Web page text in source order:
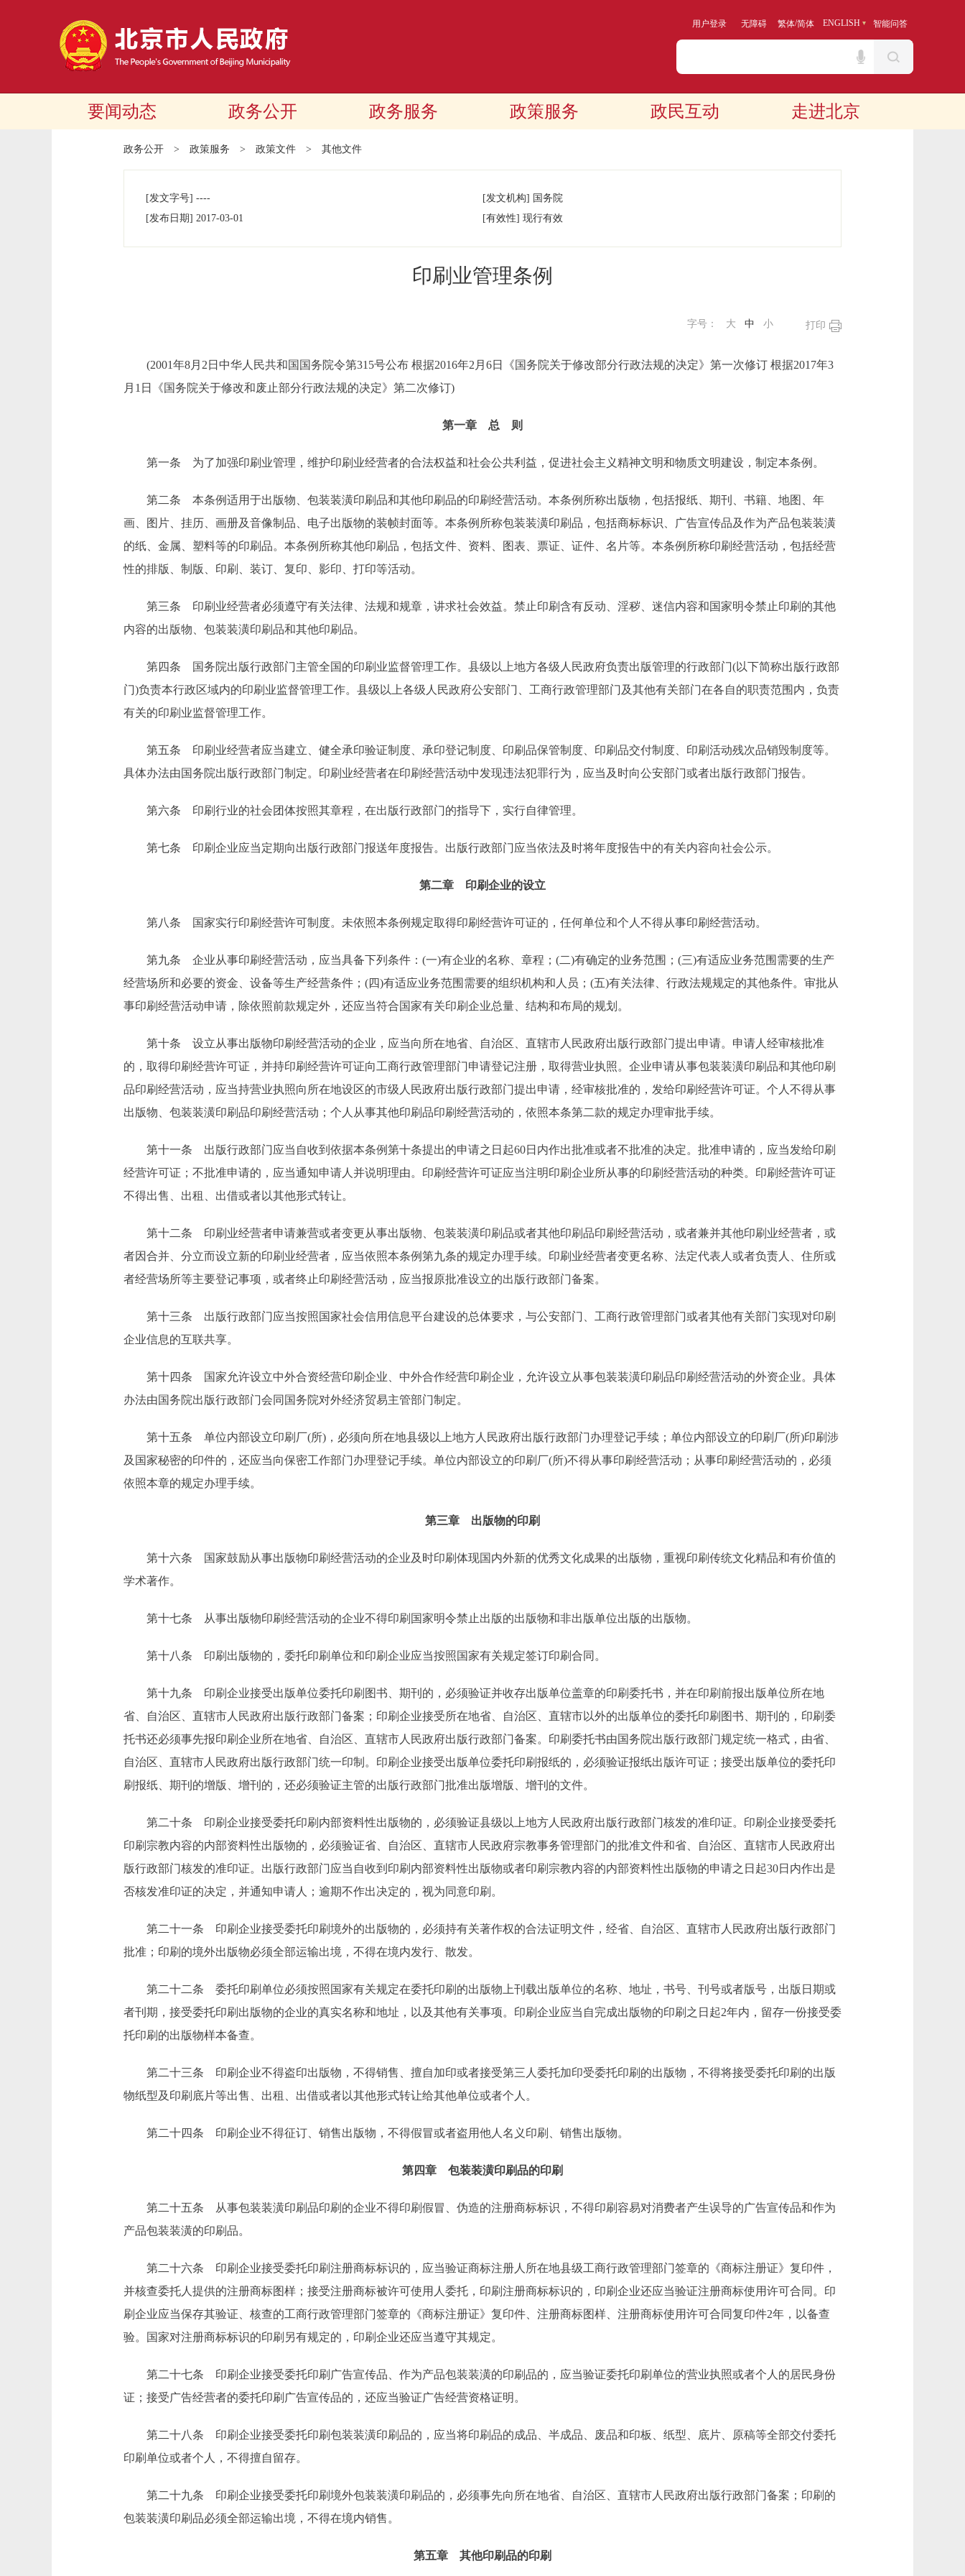
用户登录 无障碍 繁体/简体 ENGLISH 智能问答
要闻动态 政务公开 政务服务 政策服务 政民互动 走进北京
政务公开 > 政策服务 > 政策文件 > 其他文件
[发文字号] ---- [发文机构] 国务院
[发布日期] 2017-03-01 [有效性] 现行有效
印刷业管理条例
打印
字号： 大 中 小
(2001年8月2日中华人民共和国国务院令第315号公布 根据2016年2月6日《国务院关于修改部分行政法规的决定》第一次修订 根据2017年3
月1日《国务院关于修改和废止部分行政法规的决定》第二次修订)
第一章 总 则
第一条 为了加强印刷业管理，维护印刷业经营者的合法权益和社会公共利益，促进社会主义精神文明和物质文明建设，制定本条例。
第二条 本条例适用于出版物、包装装潢印刷品和其他印刷品的印刷经营活动。本条例所称出版物，包括报纸、期刊、书籍、地图、年
画、图片、挂历、画册及音像制品、电子出版物的装帧封面等。本条例所称包装装潢印刷品，包括商标标识、广告宣传品及作为产品包装装潢
的纸、金属、塑料等的印刷品。本条例所称其他印刷品，包括文件、资料、图表、票证、证件、名片等。本条例所称印刷经营活动，包括经营
性的排版、制版、印刷、装订、复印、影印、打印等活动。
第三条 印刷业经营者必须遵守有关法律、法规和规章，讲求社会效益。禁止印刷含有反动、淫秽、迷信内容和国家明令禁止印刷的其他
内容的出版物、包装装潢印刷品和其他印刷品。
第四条 国务院出版行政部门主管全国的印刷业监督管理工作。县级以上地方各级人民政府负责出版管理的行政部门(以下简称出版行政部
门)负责本行政区域内的印刷业监督管理工作。县级以上各级人民政府公安部门、工商行政管理部门及其他有关部门在各自的职责范围内，负责
有关的印刷业监督管理工作。
第五条 印刷业经营者应当建立、健全承印验证制度、承印登记制度、印刷品保管制度、印刷品交付制度、印刷活动残次品销毁制度等。
具体办法由国务院出版行政部门制定。印刷业经营者在印刷经营活动中发现违法犯罪行为，应当及时向公安部门或者出版行政部门报告。
第六条 印刷行业的社会团体按照其章程，在出版行政部门的指导下，实行自律管理。
第七条 印刷企业应当定期向出版行政部门报送年度报告。出版行政部门应当依法及时将年度报告中的有关内容向社会公示。
第二章 印刷企业的设立
第八条 国家实行印刷经营许可制度。未依照本条例规定取得印刷经营许可证的，任何单位和个人不得从事印刷经营活动。
第九条 企业从事印刷经营活动，应当具备下列条件：(一)有企业的名称、章程；(二)有确定的业务范围；(三)有适应业务范围需要的生产
经营场所和必要的资金、设备等生产经营条件；(四)有适应业务范围需要的组织机构和人员；(五)有关法律、行政法规规定的其他条件。审批从
事印刷经营活动申请，除依照前款规定外，还应当符合国家有关印刷企业总量、结构和布局的规划。
第十条 设立从事出版物印刷经营活动的企业，应当向所在地省、自治区、直辖市人民政府出版行政部门提出申请。申请人经审核批准
的，取得印刷经营许可证，并持印刷经营许可证向工商行政管理部门申请登记注册，取得营业执照。企业申请从事包装装潢印刷品和其他印刷
品印刷经营活动，应当持营业执照向所在地设区的市级人民政府出版行政部门提出申请，经审核批准的，发给印刷经营许可证。个人不得从事
出版物、包装装潢印刷品印刷经营活动；个人从事其他印刷品印刷经营活动的，依照本条第二款的规定办理审批手续。
第十一条 出版行政部门应当自收到依据本条例第十条提出的申请之日起60日内作出批准或者不批准的决定。批准申请的，应当发给印刷
经营许可证；不批准申请的，应当通知申请人并说明理由。印刷经营许可证应当注明印刷企业所从事的印刷经营活动的种类。印刷经营许可证
不得出售、出租、出借或者以其他形式转让。
第十二条 印刷业经营者申请兼营或者变更从事出版物、包装装潢印刷品或者其他印刷品印刷经营活动，或者兼并其他印刷业经营者，或
者因合并、分立而设立新的印刷业经营者，应当依照本条例第九条的规定办理手续。印刷业经营者变更名称、法定代表人或者负责人、住所或
者经营场所等主要登记事项，或者终止印刷经营活动，应当报原批准设立的出版行政部门备案。
第十三条 出版行政部门应当按照国家社会信用信息平台建设的总体要求，与公安部门、工商行政管理部门或者其他有关部门实现对印刷
企业信息的互联共享。
第十四条 国家允许设立中外合资经营印刷企业、中外合作经营印刷企业，允许设立从事包装装潢印刷品印刷经营活动的外资企业。具体
办法由国务院出版行政部门会同国务院对外经济贸易主管部门制定。
第十五条 单位内部设立印刷厂(所)，必须向所在地县级以上地方人民政府出版行政部门办理登记手续；单位内部设立的印刷厂(所)印刷涉
及国家秘密的印件的，还应当向保密工作部门办理登记手续。单位内部设立的印刷厂(所)不得从事印刷经营活动；从事印刷经营活动的，必须
依照本章的规定办理手续。
第三章 出版物的印刷
第十六条 国家鼓励从事出版物印刷经营活动的企业及时印刷体现国内外新的优秀文化成果的出版物，重视印刷传统文化精品和有价值的
学术著作。
第十七条 从事出版物印刷经营活动的企业不得印刷国家明令禁止出版的出版物和非出版单位出版的出版物。
第十八条 印刷出版物的，委托印刷单位和印刷企业应当按照国家有关规定签订印刷合同。
第十九条 印刷企业接受出版单位委托印刷图书、期刊的，必须验证并收存出版单位盖章的印刷委托书，并在印刷前报出版单位所在地
省、自治区、直辖市人民政府出版行政部门备案；印刷企业接受所在地省、自治区、直辖市以外的出版单位的委托印刷图书、期刊的，印刷委
托书还必须事先报印刷企业所在地省、自治区、直辖市人民政府出版行政部门备案。印刷委托书由国务院出版行政部门规定统一格式，由省、
自治区、直辖市人民政府出版行政部门统一印制。印刷企业接受出版单位委托印刷报纸的，必须验证报纸出版许可证；接受出版单位的委托印
刷报纸、期刊的增版、增刊的，还必须验证主管的出版行政部门批准出版增版、增刊的文件。
第二十条 印刷企业接受委托印刷内部资料性出版物的，必须验证县级以上地方人民政府出版行政部门核发的准印证。印刷企业接受委托
印刷宗教内容的内部资料性出版物的，必须验证省、自治区、直辖市人民政府宗教事务管理部门的批准文件和省、自治区、直辖市人民政府出
版行政部门核发的准印证。出版行政部门应当自收到印刷内部资料性出版物或者印刷宗教内容的内部资料性出版物的申请之日起30日内作出是
否核发准印证的决定，并通知申请人；逾期不作出决定的，视为同意印刷。
第二十一条 印刷企业接受委托印刷境外的出版物的，必须持有关著作权的合法证明文件，经省、自治区、直辖市人民政府出版行政部门
批准；印刷的境外出版物必须全部运输出境，不得在境内发行、散发。
第二十二条 委托印刷单位必须按照国家有关规定在委托印刷的出版物上刊载出版单位的名称、地址，书号、刊号或者版号，出版日期或
者刊期，接受委托印刷出版物的企业的真实名称和地址，以及其他有关事项。印刷企业应当自完成出版物的印刷之日起2年内，留存一份接受委
托印刷的出版物样本备查。
第二十三条 印刷企业不得盗印出版物，不得销售、擅自加印或者接受第三人委托加印受委托印刷的出版物，不得将接受委托印刷的出版
物纸型及印刷底片等出售、出租、出借或者以其他形式转让给其他单位或者个人。
第二十四条 印刷企业不得征订、销售出版物，不得假冒或者盗用他人名义印刷、销售出版物。
第四章 包装装潢印刷品的印刷
第二十五条 从事包装装潢印刷品印刷的企业不得印刷假冒、伪造的注册商标标识，不得印刷容易对消费者产生误导的广告宣传品和作为
产品包装装潢的印刷品。
第二十六条 印刷企业接受委托印刷注册商标标识的，应当验证商标注册人所在地县级工商行政管理部门签章的《商标注册证》复印件，
并核查委托人提供的注册商标图样；接受注册商标被许可使用人委托，印刷注册商标标识的，印刷企业还应当验证注册商标使用许可合同。印
刷企业应当保存其验证、核查的工商行政管理部门签章的《商标注册证》复印件、注册商标图样、注册商标使用许可合同复印件2年，以备查
验。国家对注册商标标识的印刷另有规定的，印刷企业还应当遵守其规定。
第二十七条 印刷企业接受委托印刷广告宣传品、作为产品包装装潢的印刷品的，应当验证委托印刷单位的营业执照或者个人的居民身份
证；接受广告经营者的委托印刷广告宣传品的，还应当验证广告经营资格证明。
第二十八条 印刷企业接受委托印刷包装装潢印刷品的，应当将印刷品的成品、半成品、废品和印板、纸型、底片、原稿等全部交付委托
印刷单位或者个人，不得擅自留存。
第二十九条 印刷企业接受委托印刷境外包装装潢印刷品的，必须事先向所在地省、自治区、直辖市人民政府出版行政部门备案；印刷的
包装装潢印刷品必须全部运输出境，不得在境内销售。
第五章 其他印刷品的印刷